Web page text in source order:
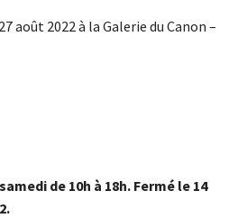
août 2022 à la Galerie du Canon –
de 10h à 18h. Fermé le 14